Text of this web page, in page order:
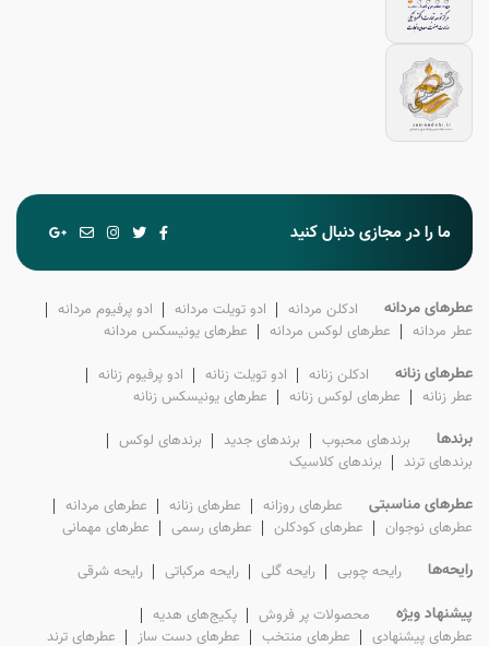
ما را در مجازی دنبال کنید
عطرهای مردانه ادکلن‌ مردانه ادو تویلت‌ مردانه
ادو پرفیوم‌ مردانه
عطر‌ مردانه
عطرهای لوکس‌ مردانه عطرهای یونیسکس مردانه
عطرهای زنانه ادکلن‌ زنانه ادو تویلت‌ زنانه
ادو پرفیوم‌ زنانه
عطر‌ زنانه
عطرهای لوکس‌ زنانه عطرهای یونیسکس زنانه
برندها برندهای محبوب برندهای جدید
برندهای لوکس
برندهای ترند
برندهای کلاسیک
عطرهای مناسبتی عطرهای روزانه عطرهای زنانه
عطرهای مردانه
عطرهای نوجوان
عطرهای کودکلن عطرهای رسمی عطرهای مهمانی
رایحه‌ها رایحه چوبی رایحه گلی رایحه مرکباتی رایحه شرقی
پیشنهاد ویژه محصولات پر فروش
پکیج‌های هدیه
عطرهای پیشنهادی
عطرهای منتخب عطرهای دست ساز عطرهای ترند